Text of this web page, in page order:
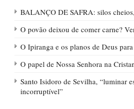
BALANÇO DE SAFRA: silos
O povão deixou de comer carne?
O Ipiranga e os planos de Deus
O papel de Nossa Senhora na
Santo Isidoro de Sevilha, “luminar
incorruptível”